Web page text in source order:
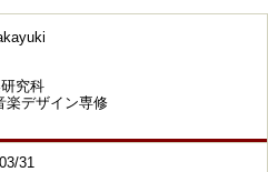
究科
楽デザイン専修
31